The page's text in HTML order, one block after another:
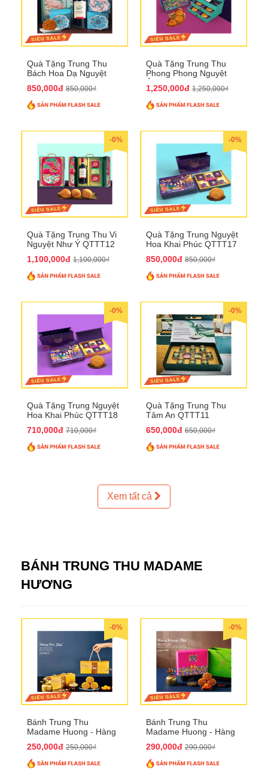
Quà Tặng Trung Thu
Bách Hoa Dạ Nguyệt
850,000đ 850,000₫
Quà Tặng Trung Thu
Phong Phong Nguyệt
1,250,000đ 1,250,000₫
-0%
Quà Tặng Trung Thu Vi
Nguyệt Như Ý QTTT12
1,100,000đ 1,100,000₫
-0%
Quà Tặng Trung Nguyệt
Hoa Khai Phúc QTTT17
850,000đ 850,000₫
-0%
Quà Tặng Trung Nguyệt
Hoa Khai Phúc QTTT18
710,000đ 710,000₫
-0%
Quà Tặng Trung Thu
Tâm An QTTT11
650,000đ 650,000₫
Xem tất cả
BÁNH TRUNG THU MADAME
HƯƠNG
-0%
Bánh Trung Thu
Madame Huong - Hàng
250,000đ 250,000₫
-0%
Bánh Trung Thu
Madame Huong - Hàng
290,000đ 290,000₫